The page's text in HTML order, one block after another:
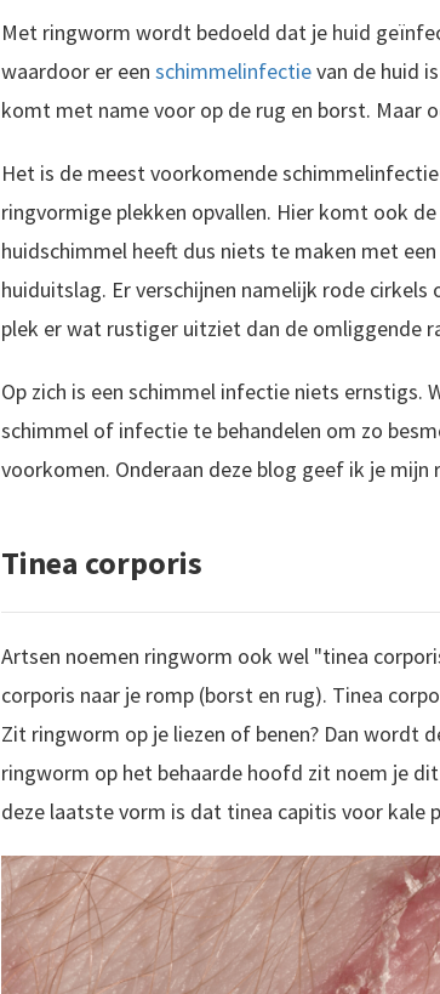
Met ringworm wordt bedoeld dat je huid
waardoor er een schimmelinfectievan de huid
komt met name voor op de rug en borst. Maar
Het is de meest voorkomende
ringvormige plekken opvallen. Hier komt ook
huidschimmel heeft dus niets te maken met
huiduitslag. Er verschijnen namelijk rode
plek er wat rustiger uitziet dan de omliggende
Op zich is een schimmel infectie niets ernstigs.
schimmel of infectie te behandelen om zo
voorkomen. Onderaan deze blog geef ik je
Tinea corporis
Artsen noemen ringworm ook wel "tinea
corporis naar je romp (borst en rug). Tinea
Zit ringworm op je liezen of benen? Dan wordt
ringworm op het behaarde hoofd zit noem je
deze laatste vorm is dat tinea capitis voor kale